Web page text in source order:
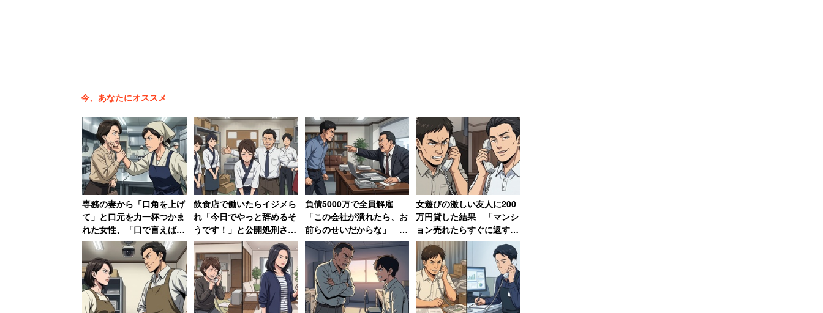
でマネジメントする」
「自由と自己責任」ではギスギスした雰囲気に感じる人
も
社員の数が経営者の認知限界を超えると、社長の前に判断を待つ人が行列をなすようになり、
自由なマネジメントでは立ち行かなくなります。そこで第2段階として
「行動をマネジメント
する」必要が生じてきます。
今、あなたにオススメ
専務の妻から「口角を上げ
て」と口元を力一杯つかま
れた女性、「口で言えばわ
かりますよ！」と顎をつか
み返し反撃 → 即行退職
飲食店で働いたらイジメら
れ「今日でやっと辞めるそ
うです！」と公開処刑され
た女性→数か月、店が潰れ
て「ザマーミロ！」
負債5000万で全員解雇
「この会社が潰れたら、お
前らのせいだからな」 社
長の責任転嫁に絶句【前
編】
女遊びの激しい友人に200
万円貸した結果 「マンシ
ョン売れたらすぐに返す」
と言われるも20年間踏み倒
され続ける→絶縁